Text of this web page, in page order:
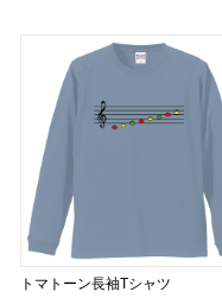
トマトーン長袖Tシャツ